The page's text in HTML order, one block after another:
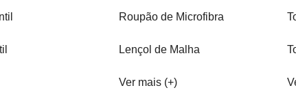
Roupão de Microfibra
Lençol de Malha
Ver mais (+)